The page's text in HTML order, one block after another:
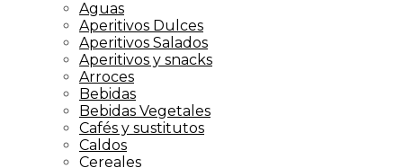
Aguas
Aperitivos Dulces
Aperitivos Salados
Aperitivos y snacks
Arroces
Bebidas
Bebidas Vegetales
Cafés y sustitutos
Caldos
Cereales